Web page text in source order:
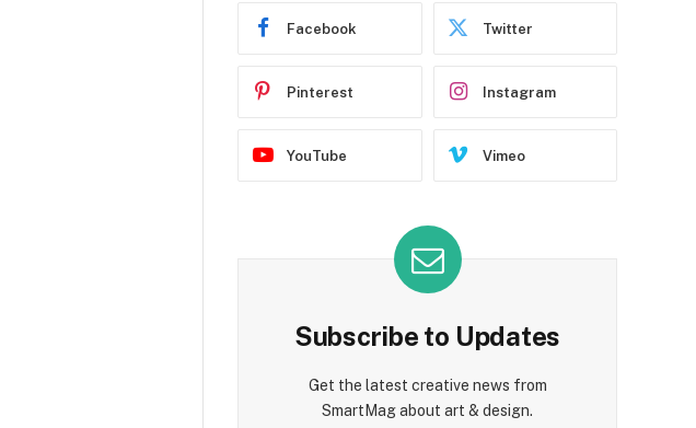
Facebook Twitter
Pinterest Instagram
YouTube Vimeo
Subscribe to Updates
Get the latest creative news from
SmartMag about art & design.